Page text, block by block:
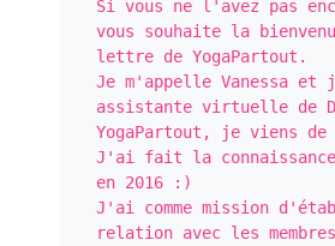
Si vous ne l'avez pas
vous souhaite la
lettre de YogaPartout.
Je m'appelle Vanessa
assistante virtuelle de
YogaPartout, je viens de
J'ai fait la connaissance
en 2016 :)
J'ai comme mission
relation avec les